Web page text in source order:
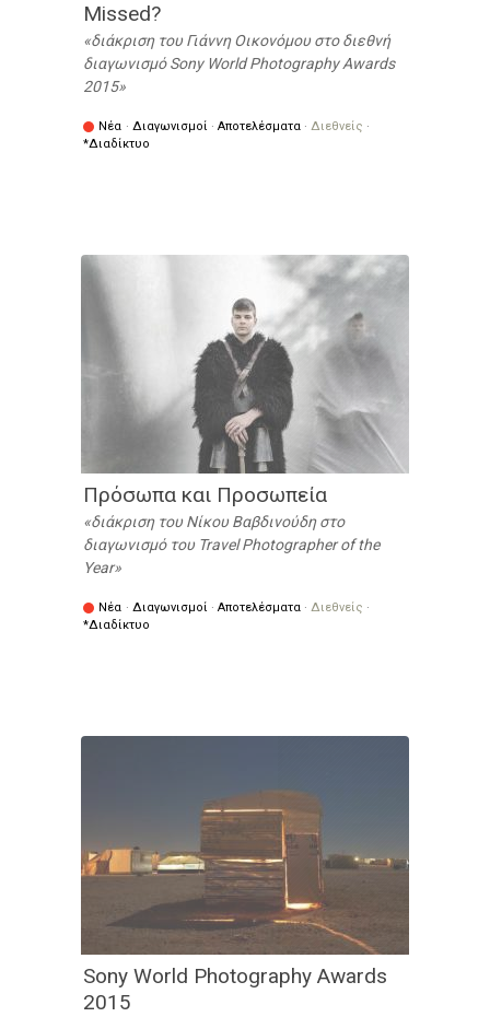
Missed?
διάκριση του Γιάννη Οικονόμου στο διεθνή
διαγωνισμό Sony World Photography Awards
2015
Νέα · Διαγωνισμοί · Αποτελέσματα · Διεθνείς ·
*Διαδίκτυο
Πρόσωπα και Προσωπεία
διάκριση του Νίκου Βαβδινούδη στο
διαγωνισμό του Travel Photographer of the
Year
Νέα · Διαγωνισμοί · Αποτελέσματα · Διεθνείς ·
*Διαδίκτυο
Sony World Photography Awards
2015